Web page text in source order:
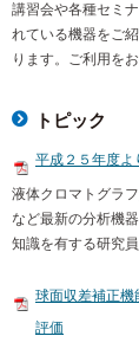
講習会や各種セミ
れている機器をご
ります。ご利用を
トピック
平成２５年度よ
液体クロマトグラ
など最新の分析機
知識を有する研究
球面収差補正
評価